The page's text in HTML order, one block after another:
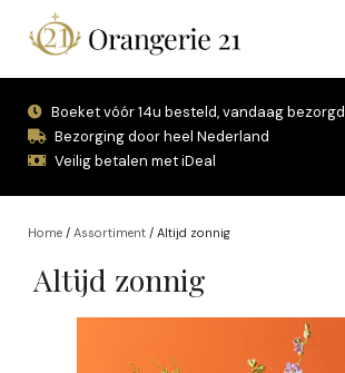
Boeket vóór 14u besteld, vandaag bezorgd
Bezorging door heel Nederland
Veilig betalen met iDeal
Home / Assortiment / Altijd zonnig
Altijd zonnig